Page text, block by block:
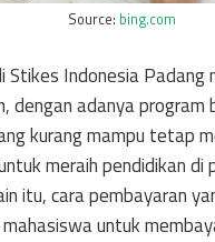
Source: bing.com
Stikes Indonesia Padang
dengan adanya program
kurang mampu tetap
meraih pendidikan di
itu, cara pembayaran
untuk